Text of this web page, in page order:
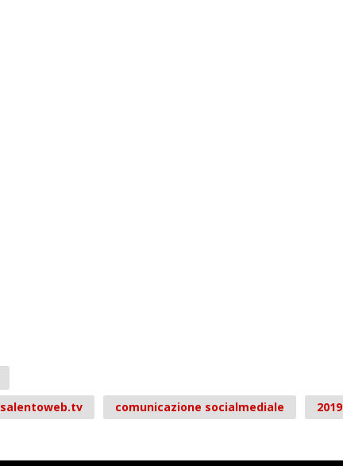
salentoweb.tv comunicazione socialmediale 2019